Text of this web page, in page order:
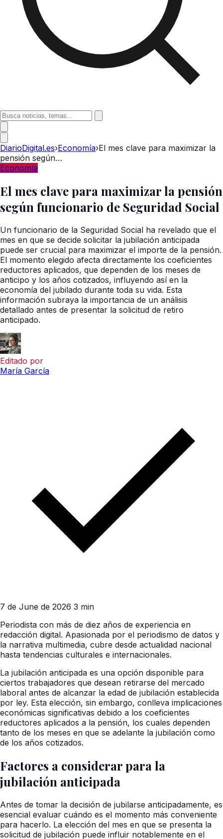
DiarioDigital.es›Economía›El mes clave para maximizar la
pensión según…
Economía
El mes clave para maximizar la pensión
según funcionario de Seguridad Social
Un funcionario de la Seguridad Social ha revelado que el
mes en que se decide solicitar la jubilación anticipada
puede ser crucial para maximizar el importe de la pensión.
El momento elegido afecta directamente los coeficientes
reductores aplicados, que dependen de los meses de
anticipo y los años cotizados, influyendo así en la
economía del jubilado durante toda su vida. Esta
información subraya la importancia de un análisis
detallado antes de presentar la solicitud de retiro
anticipado.
Editado por
María García
7 de June de 2026 3 min
Periodista con más de diez años de experiencia en
redacción digital. Apasionada por el periodismo de datos y
la narrativa multimedia, cubre desde actualidad nacional
hasta tendencias culturales e internacionales.
La jubilación anticipada es una opción disponible para
ciertos trabajadores que desean retirarse del mercado
laboral antes de alcanzar la edad de jubilación establecida
por ley. Esta elección, sin embargo, conlleva implicaciones
económicas significativas debido a los coeficientes
reductores aplicados a la pensión, los cuales dependen
tanto de los meses en que se adelante la jubilación como
de los años cotizados.
Factores a considerar para la
jubilación anticipada
Antes de tomar la decisión de jubilarse anticipadamente, es
esencial evaluar cuándo es el momento más conveniente
para hacerlo. La elección del mes en que se presenta la
solicitud de jubilación puede influir notablemente en el